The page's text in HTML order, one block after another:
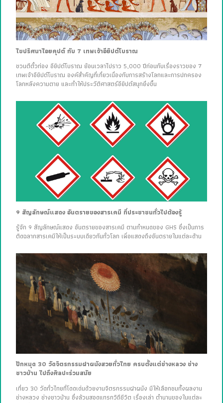
ไขปริศนาไอยคุปต์ กับ 7 เทพเจ้าอียิปต์โบราณ
ชวนตีตั๋วท่อง อียิปต์โบราณ ย้อนเวลาไปราว 5,000 ปีก่อนกับเรื่องราวของ 7
เทพเจ้าอียิปต์โบราณ องค์สำคัญที่เกี่ยวเนื่องกับการสร้างโลกและการปกครอง
โลกหลังความตาย และทำให้ประวัติศาสตร์อียิปต์สนุกยิ่งขึ้น
9 สัญลักษณ์แสดง อันตรายของสารเคมี ที่ประชาชนทั่วไปต้องรู้
รู้จัก 9 สัญลักษณ์แสดง อันตรายของสารเคมี ตามกำหนดของ GHS ซึ่งเป็นการ
ติดฉลากสารเคมีให้เป็นระบบเดียวกันทั่วโลก เพื่อแสดงถึงอันตรายในแต่ละด้าน
ปักหมุด 30 วัดจิตรกรรมฝาผนังสวยทั่วไทย ครบตั้งแต่ช่างหลวง ช่าง
ชาวบ้าน ไปถึงศิลปะร่วมสมัย
เที่ยว 30 วัดทั่วไทยที่โดดเด่นด้วยงานจิตรกรรมฝาผนัง มีให้เลือกชมทั้งผลงาน
ช่างหลวง ช่างชาวบ้าน ซึ่งล้วนสอดแทรกวิถีชีวิต เรื่องเล่า ตำนานของในแต่ละ